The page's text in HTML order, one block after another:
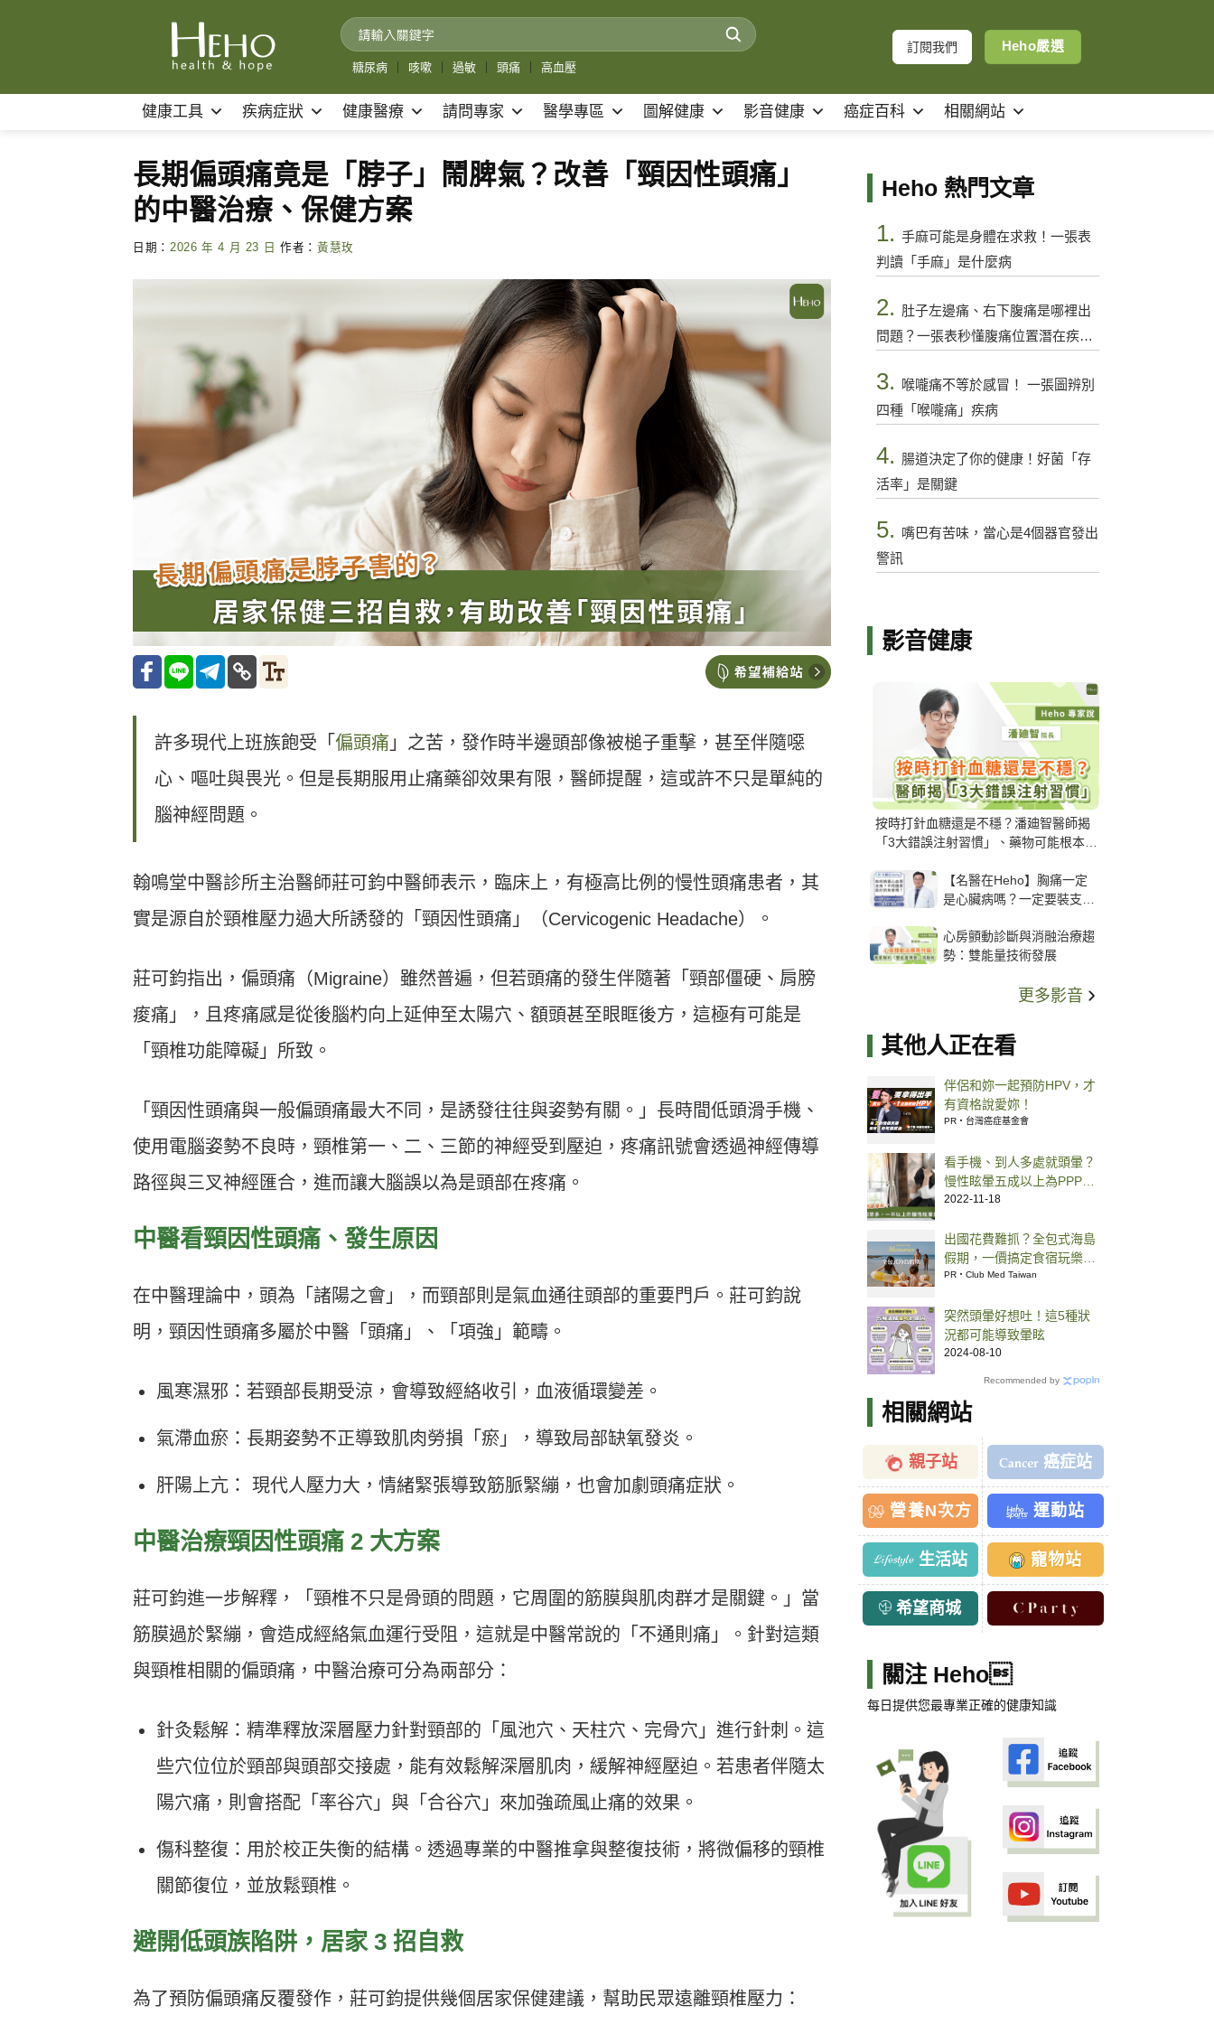
糖尿病 咳嗽 過敏 頭痛 高血壓
訂閱我們 Heho嚴選
健康工具 疾病症狀 健康醫療 請問專家 醫學專區 圖解健康 影音健康 癌症百科 相關網站
長期偏頭痛竟是「脖子」鬧脾氣？改善「頸因性頭痛」
的中醫治療、保健方案
日期： 2026 年 4 月 23 日 作者： 黃慧玫
許多現代上班族飽受「 偏頭痛 」之苦，發作時半邊頭部像被槌子重擊，甚至伴隨噁
心、嘔吐與畏光。但是長期服用止痛藥卻效果有限，醫師提醒，這或許不只是單純的
腦神經問題。
翰鳴堂中醫診所主治醫師莊可鈞中醫師表示，臨床上，有極高比例的慢性頭痛患者，其
實是源自於頸椎壓力過大所誘發的「頸因性頭痛」（Cervicogenic Headache）。
莊可鈞指出，偏頭痛（Migraine）雖然普遍，但若頭痛的發生伴隨著「頸部僵硬、肩膀
痠痛」，且疼痛感是從後腦杓向上延伸至太陽穴、額頭甚至眼眶後方，這極有可能是
「頸椎功能障礙」所致。
「頸因性頭痛與一般偏頭痛最大不同，是誘發往往與姿勢有關。」長時間低頭滑手機、
使用電腦姿勢不良時，頸椎第一、二、三節的神經受到壓迫，疼痛訊號會透過神經傳導
路徑與三叉神經匯合，進而讓大腦誤以為是頭部在疼痛。
中醫看頸因性頭痛、發生原因
在中醫理論中，頭為「諸陽之會」，而頸部則是氣血通往頭部的重要門戶。莊可鈞說
明，頸因性頭痛多屬於中醫「頭痛」、「項強」範疇。
風寒濕邪：若頸部長期受涼，會導致經絡收引，血液循環變差。
氣滯血瘀：長期姿勢不正導致肌肉勞損「瘀」，導致局部缺氧發炎。
肝陽上亢： 現代人壓力大，情緒緊張導致筋脈緊繃，也會加劇頭痛症狀。
中醫治療頸因性頭痛 2 大方案
莊可鈞進一步解釋，「頸椎不只是骨頭的問題，它周圍的筋膜與肌肉群才是關鍵。」當
筋膜過於緊繃，會造成經絡氣血運行受阻，這就是中醫常說的「不通則痛」。針對這類
與頸椎相關的偏頭痛，中醫治療可分為兩部分：
針灸鬆解：精準釋放深層壓力針對頸部的「風池穴、天柱穴、完骨穴」進行針刺。這
些穴位位於頸部與頭部交接處，能有效鬆解深層肌肉，緩解神經壓迫。若患者伴隨太
陽穴痛，則會搭配「率谷穴」與「合谷穴」來加強疏風止痛的效果。
傷科整復：用於校正失衡的結構。透過專業的中醫推拿與整復技術，將微偏移的頸椎
關節復位，並放鬆頸椎。
避開低頭族陷阱，居家 3 招自救
為了預防偏頭痛反覆發作，莊可鈞提供幾個居家保健建議，幫助民眾遠離頸椎壓力：
Heho 熱門文章
1. 手麻可能是身體在求救！一張表
判讀「手麻」是什麼病
2. 肚子左邊痛、右下腹痛是哪裡出
問題？一張表秒懂腹痛位置潛在疾病
3.
喉嚨痛不等於感冒！ 一張圖辨別
四種「喉嚨痛」疾病
4. 腸道決定了你的健康！好菌「存
活率」是關鍵
5. 嘴巴有苦味，當心是4個器官發出
警訊
影音健康
按時打針血糖還是不穩？潘廸智醫師揭
「3大錯誤注射習慣」、藥物可能根本沒
【名醫在Heho】胸痛一定
是心臟病嗎？一定要裝支
解析支架種類、風險與選擇
關鍵
心房顫動診斷與消融治療趨
勢：雙能量技術發展
更多影音
其他人正在看
伴侶和妳一起預防HPV，才
有資格說愛妳！
PR・台灣癌症基金會
看手機、到人多處就頭暈？
慢性眩暈五成以上為PPPD
好發於「這年紀」
2022-11-18
出國花費難抓？全包式海島
假期，一價搞定食宿玩樂，
省錢更省心！
PR・Club Med Taiwan
突然頭暈好想吐！這5種狀
況都可能導致暈眩
2024-08-10
Recommended by
相關網站
親子站 癌症站
營養N次方 運動站
生活站 寵物站
希望商城
關注 Heho
每日提供您最專業正確的健康知識